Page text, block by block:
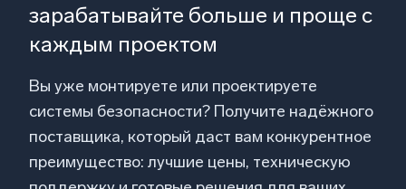
зарабатывайте больше и проще с
каждым проектом
Вы уже монтируете или проектируете
системы безопасности? Получите надёжного
поставщика, который даст вам конкурентное
преимущество: лучшие цены, техническую